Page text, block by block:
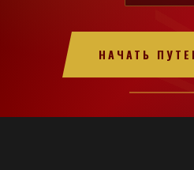
НАЧАТЬ